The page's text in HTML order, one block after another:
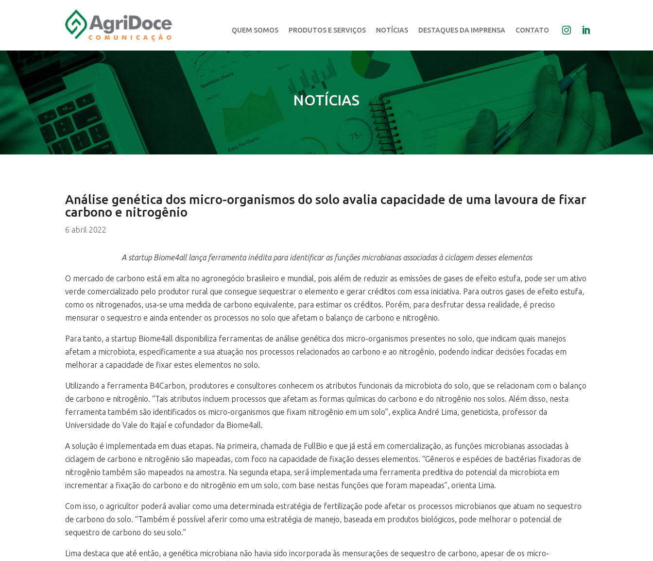
QUEM SOMOS PRODUTOS E SERVIÇOS NOTÍCIAS DESTAQUES DA IMPRENSA CONTATO
NOTÍCIAS
Análise genética dos micro-organismos do solo avalia capacidade de uma lavoura de fixar
carbono e nitrogênio
6 abril 2022
A startup Biome4all lança ferramenta inédita para identificar as funções microbianas associadas à ciclagem desses elementos
O mercado de carbono está em alta no agronegócio brasileiro e mundial, pois além de reduzir as emissões de gases de efeito estufa, pode ser um ativo
verde comercializado pelo produtor rural que consegue sequestrar o elemento e gerar créditos com essa iniciativa. Para outros gases de efeito estufa,
como os nitrogenados, usa-se uma medida de carbono equivalente, para estimar os créditos. Porém, para desfrutar dessa realidade, é preciso
mensurar o sequestro e ainda entender os processos no solo que afetam o balanço de carbono e nitrogênio.
Para tanto, a startup Biome4all disponibiliza ferramentas de análise genética dos micro-organismos presentes no solo, que indicam quais manejos
afetam a microbiota, especificamente a sua atuação nos processos relacionados ao carbono e ao nitrogênio, podendo indicar decisões focadas em
melhorar a capacidade de fixar estes elementos no solo.
Utilizando a ferramenta B4Carbon, produtores e consultores conhecem os atributos funcionais da microbiota do solo, que se relacionam com o balanço
de carbono e nitrogênio. “Tais atributos incluem processos que afetam as formas químicas do carbono e do nitrogênio nos solos. Além disso, nesta
ferramenta também são identificados os micro-organismos que fixam nitrogênio em um solo”, explica André Lima, geneticista, professor da
Universidade do Vale do Itajaí e cofundador da Biome4all.
A solução é implementada em duas etapas. Na primeira, chamada de FullBio e que já está em comercialização, as funções microbianas associadas à
ciclagem de carbono e nitrogênio são mapeadas, com foco na capacidade de fixação desses elementos. “Gêneros e espécies de bactérias fixadoras de
nitrogênio também são mapeados na amostra. Na segunda etapa, será implementada uma ferramenta preditiva do potencial da microbiota em
incrementar a fixação do carbono e do nitrogênio em um solo, com base nestas funções que foram mapeadas”, orienta Lima.
Com isso, o agricultor poderá avaliar como uma determinada estratégia de fertilização pode afetar os processos microbianos que atuam no sequestro
de carbono do solo. “Também é possível aferir como uma estratégia de manejo, baseada em produtos biológicos, pode melhorar o potencial de
sequestro de carbono do seu solo.”
Lima destaca que até então, a genética microbiana não havia sido incorporada às mensurações de sequestro de carbono, apesar de os micro-